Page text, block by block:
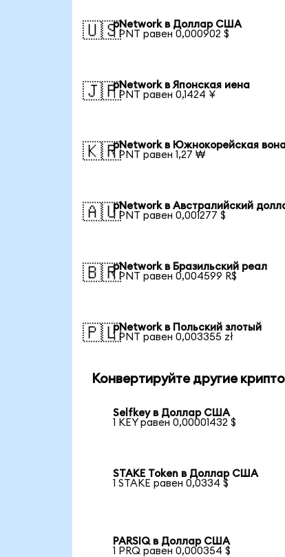
🇺🇸pNetwork в Доллар США
1 PNT равен 0,000902 $
🇯🇵pNetwork в Японская иена
1 PNT равен 0,1424 ¥
🇰🇷pNetwork в Южнокорейская
1 PNT равен 1,27 ₩
🇦🇺pNetwork в Австралийский
1 PNT равен 0,001277 $
🇧🇷pNetwork в Бразильский реал
1 PNT равен 0,004599 R$
🇵🇱pNetwork в Польский злотый
1 PNT равен 0,003355 zł
Конвертируйте другие
Selfkey в Доллар США
1 KEY равен 0,00001432 $
STAKE Token в Доллар США
1 STAKE равен 0,0334 $
PARSIQ в Доллар США
1 PRQ равен 0,000354 $